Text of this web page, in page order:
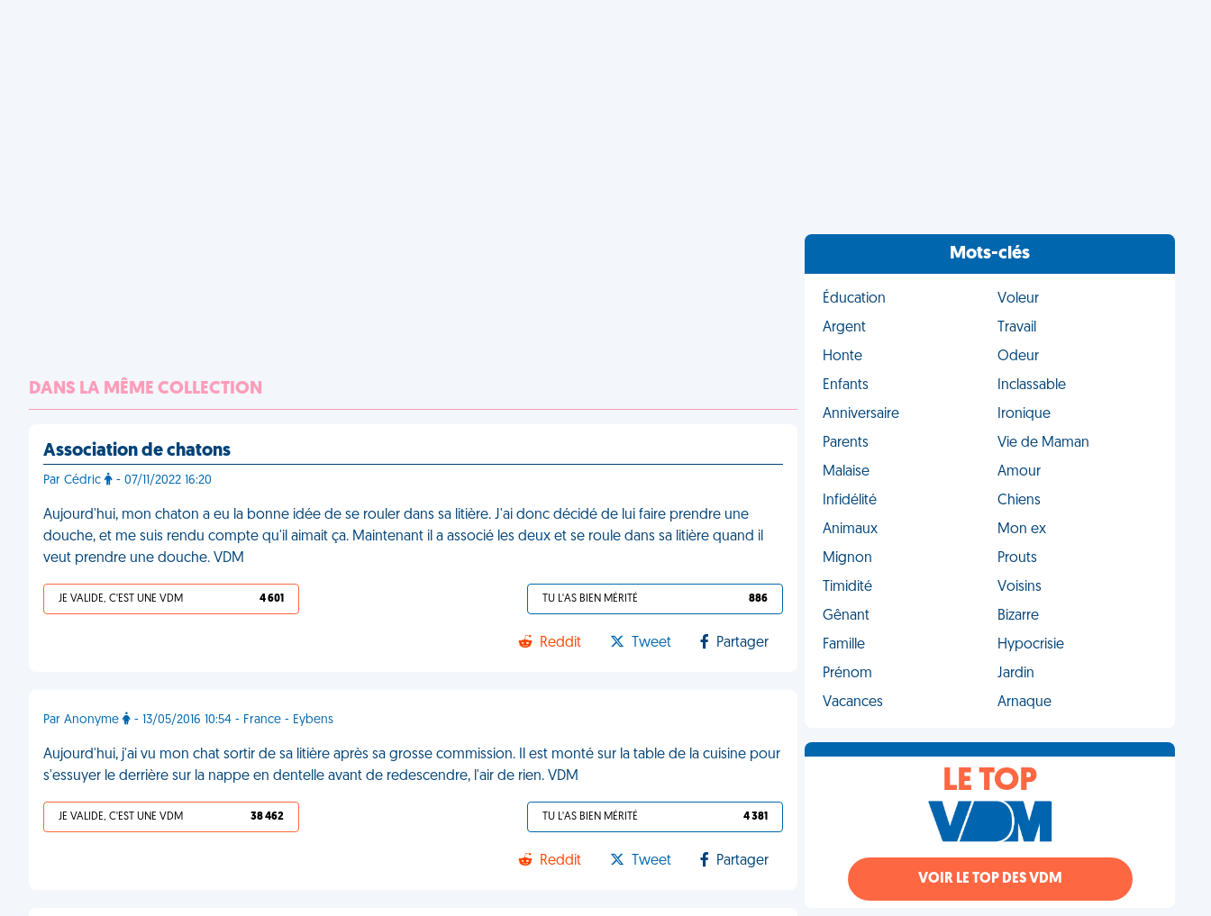
DANS LA MÊME COLLECTION
Association de chatons
Par Cédric - 07/11/2022 16:20
Aujourd'hui, mon chaton a eu la bonne idée de se rouler dans sa litière. J'ai donc décidé de lui faire prendre une
douche, et me suis rendu compte qu'il aimait ça. Maintenant il a associé les deux et se roule dans sa litière quand il
veut prendre une douche. VDM
JE VALIDE, C'EST UNE VDM 4 601 TU L'AS BIEN MÉRITÉ 886
Reddit Tweet Partager
Par Anonyme - 13/05/2016 10:54 - France - Eybens
Aujourd'hui, j'ai vu mon chat sortir de sa litière après sa grosse commission. Il est monté sur la table de la cuisine pour
s'essuyer le derrière sur la nappe en dentelle avant de redescendre, l'air de rien. VDM
JE VALIDE, C'EST UNE VDM 38 462 TU L'AS BIEN MÉRITÉ 4 381
Reddit Tweet Partager
Mots-clés
Éducation
Voleur
Argent
Travail
Honte
Odeur
Enfants
Inclassable
Anniversaire
Ironique
Parents
Vie de Maman
Malaise
Amour
Infidélité
Chiens
Animaux
Mon ex
Mignon
Prouts
Timidité
Voisins
Gênant
Bizarre
Famille
Hypocrisie
Prénom
Jardin
Vacances
Arnaque
LE TOP
VOIR LE TOP DES VDM